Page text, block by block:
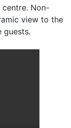
Non-
view to the
guests.